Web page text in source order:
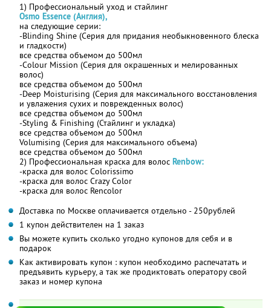
1) Профессиональный уход и стайлинг
Osmo Essence (Англия),
на следующие серии:
-Blinding Shine (Серия для придания необыкновенного блеска
и гладкости)
все средства объемом до 500мл
-Colour Mission (Серия для окрашенных и мелированных
волос)
все средства объемом до 500мл
-Deep Moisturising (Серия для максимального восстановления
и увлажения сухих и поврежденных волос)
все средства объемом до 500мл
-Styling & Finishing (Стайлинг и укладка)
все средства объемом до 500мл
Volumising (Серия для максимального объема)
все средства объемом до 500мл
2) Профессиональная краска для волос Renbow:
-краска для волос Colorissimo
-краска для волос Crazy Color
-краска для волос Rencolor
Доставка по Москве оплачивается отдельно - 250рублей
1 купон действителен на 1 заказ
Вы можете купить сколько угодно купонов для себя и в
подарок
Как активировать купон : купон необходимо распечатать и
предъявить курьеру, а так же продиктовать оператору свой
заказ и номер купона